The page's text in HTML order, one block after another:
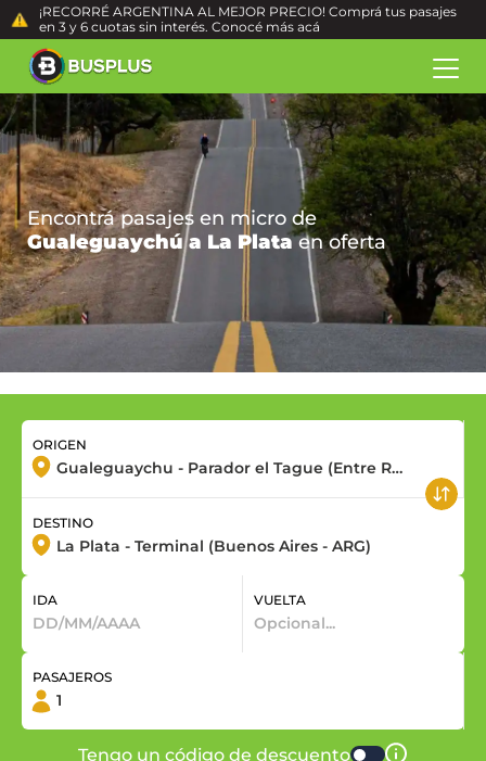
¡RECORRÉ ARGENTINA AL MEJOR PRECIO! Comprá tus pasajes
en 3 y 6 cuotas sin interés. Conocé más acá
Encontrá pasajes en micro de
Gualeguaychú a La Plataen oferta
ORIGEN
DESTINO
IDA VUELTA
PASAJEROS
Tengo un código de descuento